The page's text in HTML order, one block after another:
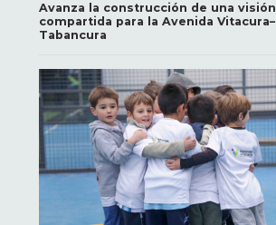
Avanza la construcción de una visión
compartida para la Avenida Vitacura–
Tabancura